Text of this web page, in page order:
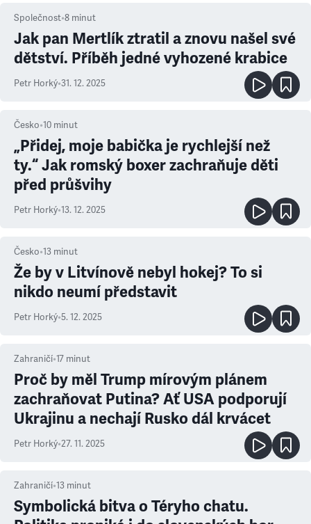
Společnost•8 minut
Jak pan Mertlík ztratil a znovu našel své
dětství. Příběh jedné vyhozené krabice
Petr Horký•31. 12. 2025
Česko•10 minut
„Přidej, moje babička je rychlejší než
ty.“ Jak romský boxer zachraňuje děti
před průšvihy
Petr Horký•13. 12. 2025
Česko•13 minut
Že by v Litvínově nebyl hokej? To si
nikdo neumí představit
Petr Horký•5. 12. 2025
Zahraničí•17 minut
Proč by měl Trump mírovým plánem
zachraňovat Putina? Ať USA podporují
Ukrajinu a nechají Rusko dál krvácet
Petr Horký•27. 11. 2025
Zahraničí•13 minut
Symbolická bitva o Téryho chatu.